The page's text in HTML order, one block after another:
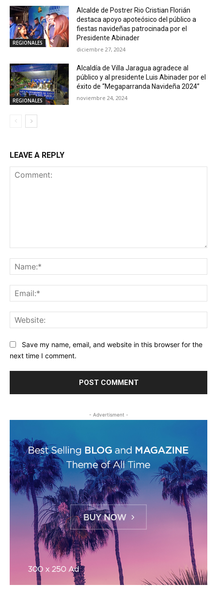
REGIONALES
Alcalde de Postrer Rio Cristian Florián
destaca apoyo apoteósico del público a
fiestas navideñas patrocinada por el
Presidente Abinader
diciembre 27, 2024
REGIONALES
Alcaldía de Villa Jaragua agradece al
público y al presidente Luis Abinader por el
éxito de “Megaparranda Navideña 2024”
noviembre 24, 2024
LEAVE A REPLY
Save my name, email, and website in this browser for the
next time I comment.
- Advertisment -